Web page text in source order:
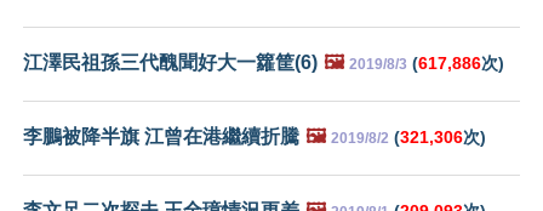
江澤民祖孫三代醜聞好大一籮筐(6) 🖼️ 2019/8/3 (617,886次)
李鵬被降半旗 江曾在港繼續折騰 🖼️ 2019/8/2 (321,306次)